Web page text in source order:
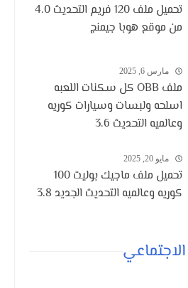
تحميل ملف 120 فريم التحديث 4.0
من موقع هوبا جيمنج
مارس 6, 2025
ملف OBB كل سكنات اللعبه
اسلحه ولبسات وسيارات كوريه
وعالميه التحديث 3.6
مايو 20, 2025
تحميل ملف ماجيك بوليت 100
كوريه وعالميه التحديث الجديد 3.8